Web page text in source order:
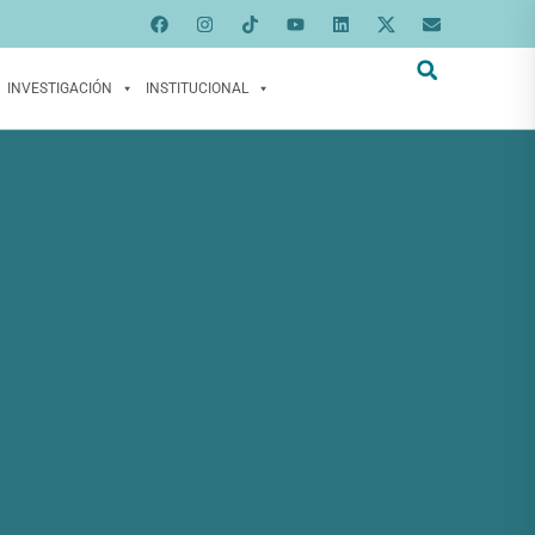
INVESTIGACIÓN INSTITUCIONAL